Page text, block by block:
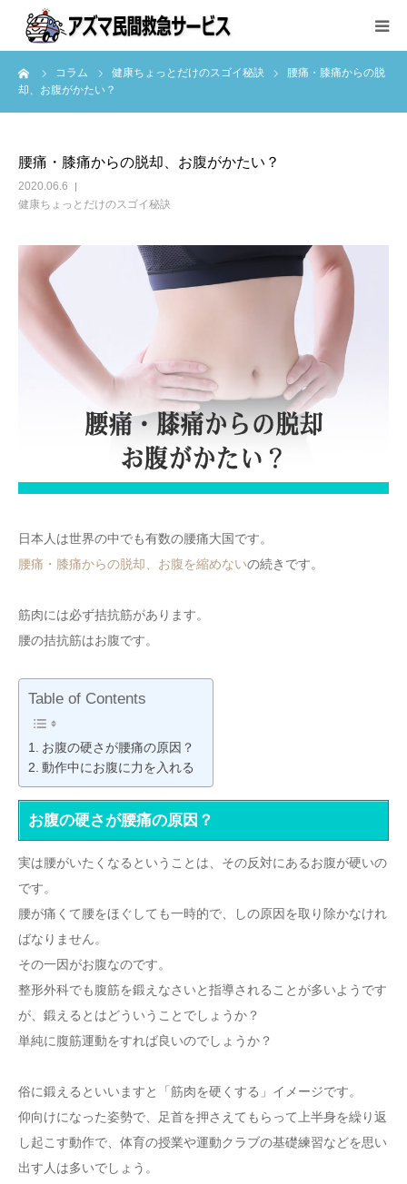
コラム 健康ちょっとだけのスゴイ秘訣
腰痛・膝痛からの脱
却、お腹がかたい？
腰痛・膝痛からの脱却、お腹がかたい？
2020.06.6
健康ちょっとだけのスゴイ秘訣
日本人は世界の中でも有数の腰痛大国です。
腰痛・膝痛からの脱却、お腹を縮めないの続きです。
筋肉には必ず拮抗筋があります。
腰の拮抗筋はお腹です。
Table of Contents
お腹の硬さが腰痛の原因？
動作中にお腹に力を入れる
お腹の硬さが腰痛の原因？
実は腰がいたくなるということは、その反対にあるお腹が硬いの
です。
腰が痛くて腰をほぐしても一時的で、しの原因を取り除かなけれ
ばなりません。
その一因がお腹なのです。
整形外科でも腹筋を鍛えなさいと指導されることが多いようです
が、鍛えるとはどういうことでしょうか？
単純に腹筋運動をすれば良いのでしょうか？
俗に鍛えるといいますと「筋肉を硬くする」イメージです。
仰向けになった姿勢で、足首を押さえてもらって上半身を繰り返
し起こす動作で、体育の授業や運動クラブの基礎練習などを思い
出す人は多いでしょう。
サービス内容と料金
会社案内